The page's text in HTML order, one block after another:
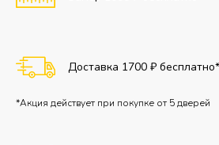
Доставка 1700 ₽ бесплатно*
*Акция действует при покупке от 5 дверей